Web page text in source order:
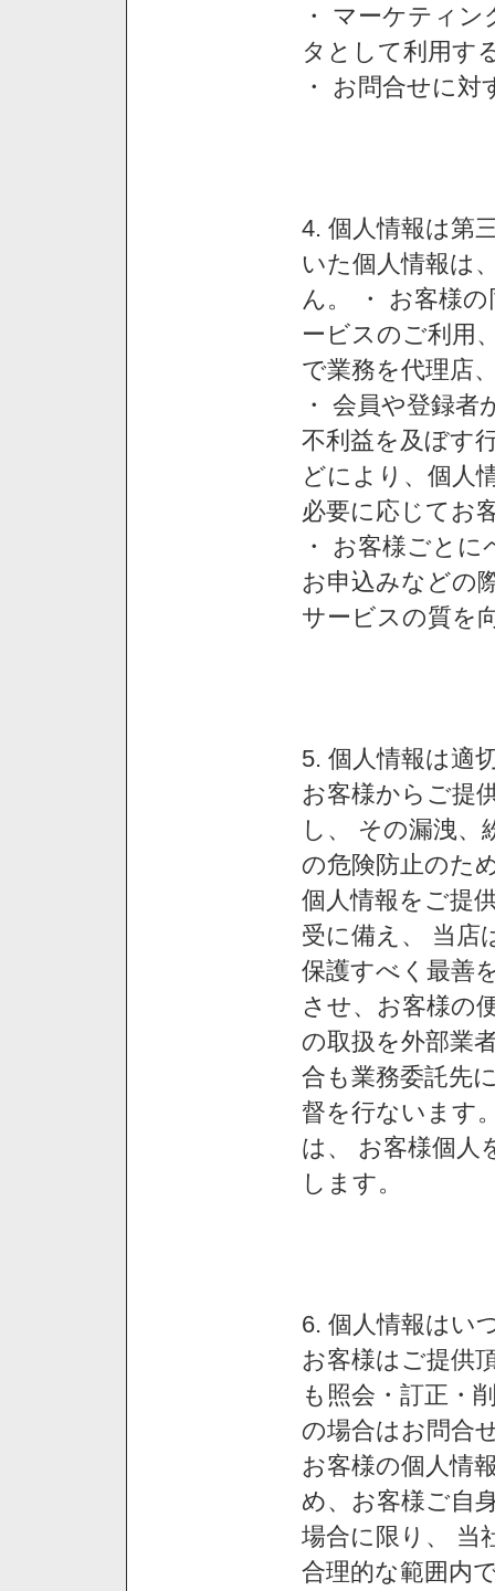
・ マーケティ
タとして利用す
・ お問合せに
4. 個人情報は第
いた個人情報は
ん。 ・ お客様
ービスのご利用
で業務を代理店
・ 会員や登録
不利益を及ぼす
どにより、個人
必要に応じてお
・ お客様ごと
お申込みなどの
サービスの質を
5. 個人情報は適
お客様からご提
し、 その漏洩、
の危険防止のた
個人情報をご提
受に備え、 当店
保護すべく最善
させ、お客様の
の取扱を外部業
合も業務委託先
督を行ないます
は、 お客様個人
します。
6. 個人情報はい
お客様はご提供
も照会・訂正・
の場合はお問合
お客様の個人情
め、お客様ご自
場合に限り、 当
合理的な範囲内